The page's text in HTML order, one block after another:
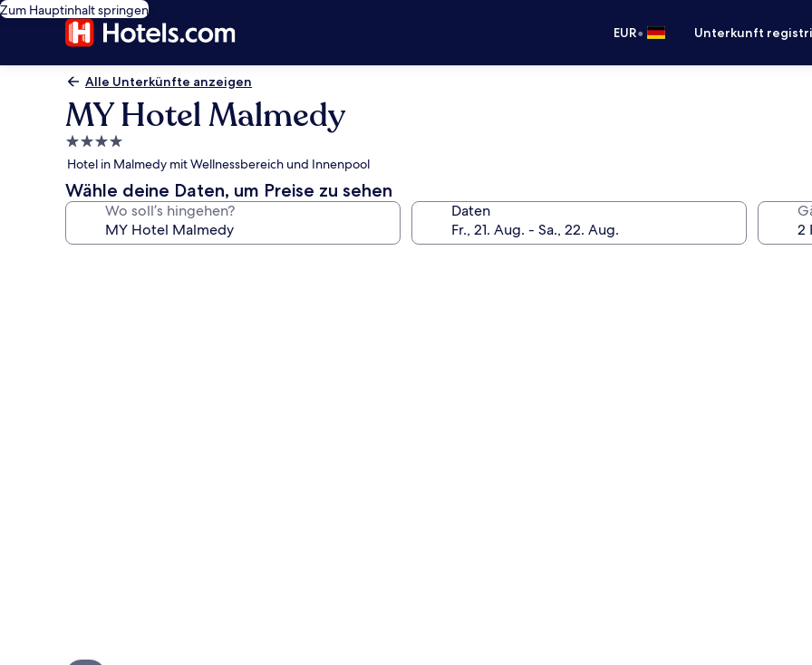
Zum Hauptinhalt springen
EUR• Unterkunft
Alle Unterkünfte anzeigen
MY Hotel Malmedy
4.0-
Sterne-
Unterkunft
Hotel in Malmedy mit Wellnessbereich und Innenpool
Wähle deine Daten, um Preise zu sehen
Wo soll’s hingehen? Daten